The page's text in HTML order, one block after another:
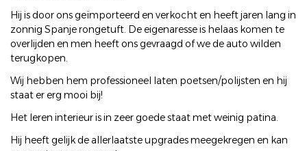
Hij is door ons geïmporteerd en verkocht en heeft jaren lang in
zonnig Spanje rongetuft. De eigenaresse is helaas komen te
overlijden en men heeft ons gevraagd of we de auto wilden
terugkopen.
Wij hebben hem professioneel laten poetsen/polijsten en hij
staat er erg mooi bij!
Het leren interieur is in zeer goede staat met weinig patina.
Hij heeft gelijk de allerlaatste upgrades meegekregen en kan